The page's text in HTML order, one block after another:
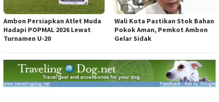
Ambon Persiapkan Atlet Muda
Hadapi POPMAL 2026 Lewat
Turnamen U-20
Wali Kota Pastikan Stok Bahan
Pokok Aman, Pemkot Ambon
Gelar Sidak